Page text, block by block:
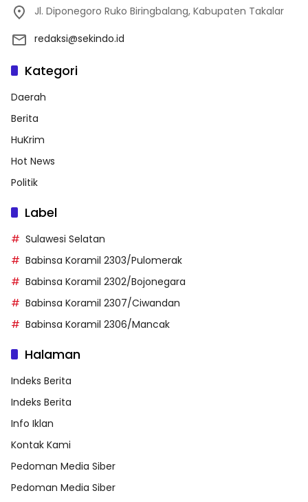
Jl. Diponegoro Ruko Biringbalang, Kabupaten Takalar
redaksi@sekindo.id
Kategori
Daerah
Berita
HuKrim
Hot News
Politik
Label
Sulawesi Selatan
Babinsa Koramil 2303/Pulomerak
Babinsa Koramil 2302/Bojonegara
Babinsa Koramil 2307/Ciwandan
Babinsa Koramil 2306/Mancak
Halaman
Indeks Berita
Indeks Berita
Info Iklan
Kontak Kami
Pedoman Media Siber
Pedoman Media Siber